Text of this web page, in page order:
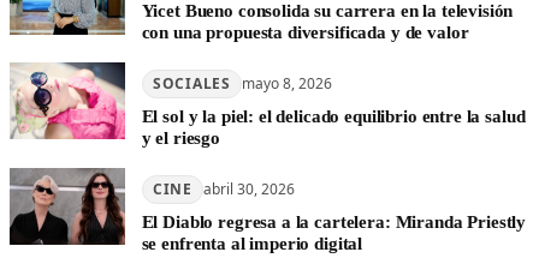
Yicet Bueno consolida su carrera en la televisión
con una propuesta diversificada y de valor
SOCIALES mayo 8, 2026
El sol y la piel: el delicado equilibrio entre la salud
y el riesgo
CINE abril 30, 2026
El Diablo regresa a la cartelera: Miranda Priestly
se enfrenta al imperio digital